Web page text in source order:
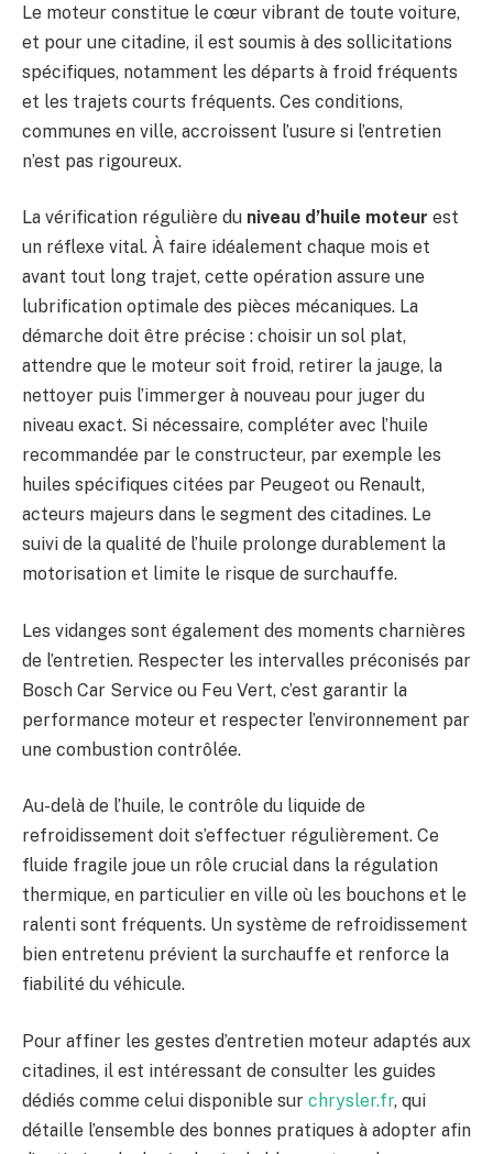
Le moteur constitue le cœur vibrant de toute voiture,
et pour une citadine, il est soumis à des sollicitations
spécifiques, notamment les départs à froid fréquents
et les trajets courts fréquents. Ces conditions,
communes en ville, accroissent l’usure si l’entretien
n’est pas rigoureux.
La vérification régulière du niveau d’huile moteur est
un réflexe vital. À faire idéalement chaque mois et
avant tout long trajet, cette opération assure une
lubrification optimale des pièces mécaniques. La
démarche doit être précise : choisir un sol plat,
attendre que le moteur soit froid, retirer la jauge, la
nettoyer puis l’immerger à nouveau pour juger du
niveau exact. Si nécessaire, compléter avec l’huile
recommandée par le constructeur, par exemple les
huiles spécifiques citées par Peugeot ou Renault,
acteurs majeurs dans le segment des citadines. Le
suivi de la qualité de l’huile prolonge durablement la
motorisation et limite le risque de surchauffe.
Les vidanges sont également des moments charnières
de l’entretien. Respecter les intervalles préconisés par
Bosch Car Service ou Feu Vert, c’est garantir la
performance moteur et respecter l’environnement par
une combustion contrôlée.
Au-delà de l’huile, le contrôle du liquide de
refroidissement doit s’effectuer régulièrement. Ce
fluide fragile joue un rôle crucial dans la régulation
thermique, en particulier en ville où les bouchons et le
ralenti sont fréquents. Un système de refroidissement
bien entretenu prévient la surchauffe et renforce la
fiabilité du véhicule.
Pour affiner les gestes d’entretien moteur adaptés aux
citadines, il est intéressant de consulter les guides
dédiés comme celui disponible sur chrysler.fr, qui
détaille l’ensemble des bonnes pratiques à adopter afin